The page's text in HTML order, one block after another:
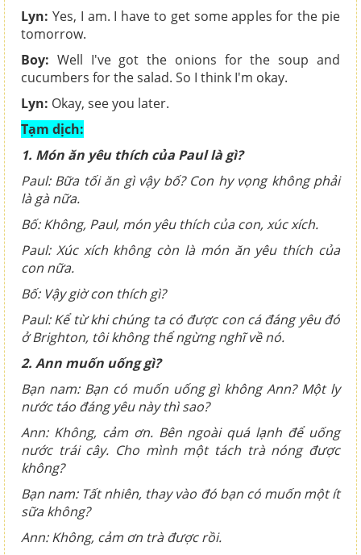
Lyn: Yes, I am. I have to get some apples for the pie
tomorrow.
Boy: Well I've got the onions for the soup and
cucumbers for the salad. So I think I'm okay.
Lyn: Okay, see you later.
Tạm dịch:
1. Món ăn yêu thích của Paul là gì?
Paul: Bữa tối ăn gì vậy bố? Con hy vọng không phải
là gà nữa.
Bố: Không, Paul, món yêu thích của con, xúc xích.
Paul: Xúc xích không còn là món ăn yêu thích của
con nữa.
Bố: Vậy giờ con thích gì?
Paul: Kể từ khi chúng ta có được con cá đáng yêu đó
ở Brighton, tôi không thể ngừng nghĩ về nó.
2. Ann muốn uống gì?
Bạn nam: Bạn có muốn uống gì không Ann? Một ly
nước táo đáng yêu này thì sao?
Ann: Không, cảm ơn. Bên ngoài quá lạnh để uống
nước trái cây. Cho mình một tách trà nóng được
không?
Bạn nam: Tất nhiên, thay vào đó bạn có muốn một ít
sữa không?
Ann: Không, cảm ơn trà được rồi.